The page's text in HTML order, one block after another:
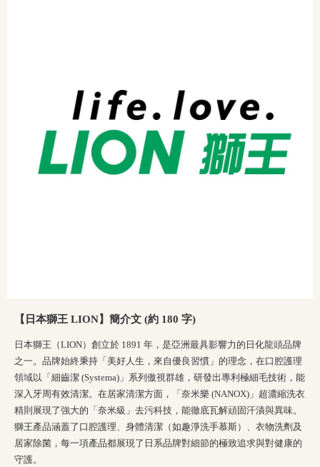
【日本獅王 LION】簡介文 (約 180 字)
日本獅王（LION）創立於 1891 年，是亞洲最具影響力的日化龍頭品牌
之一。品牌始終秉持「美好人生，來自優良習慣」的理念，在口腔護理
領域以「細齒潔 (Systema)」系列傲視群雄，研發出專利極細毛技術，能
深入牙周有效清潔。在居家清潔方面，「奈米樂 (NANOX)」超濃縮洗衣
精則展現了強大的「奈米級」去污科技，能徹底瓦解頑固汗漬與異味。
獅王產品涵蓋了口腔護理、身體清潔（如趣淨洗手慕斯）、衣物洗劑及
居家除菌，每一項產品都展現了日系品牌對細節的極致追求與對健康的
守護。